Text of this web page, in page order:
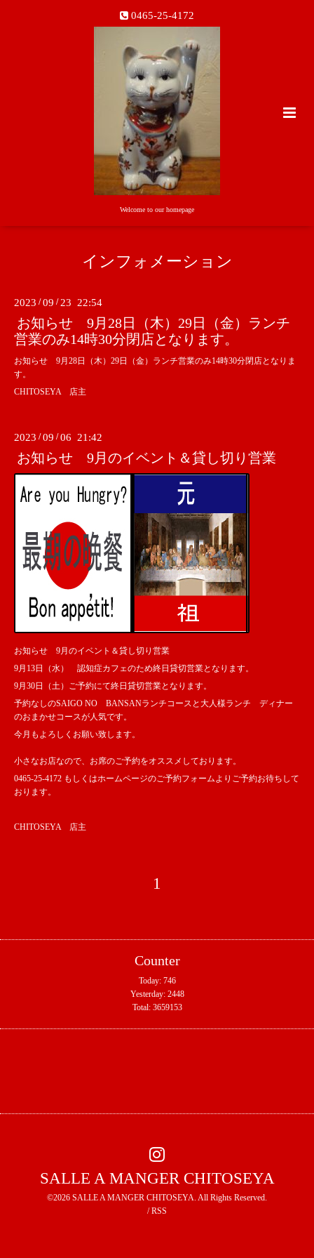
0465-25-4172
Welcome to our homepage
インフォメーション
2023 /09 / 23 22:54
お知らせ 9月28日（木）29日（金）ランチ
営業のみ14時30分閉店となります。
お知らせ 9月28日（木）29日（金）ランチ営業のみ14時30分閉店となりま
す。
CHITOSEYA 店主
2023 /09 /06 21:42
お知らせ 9月のイベント＆貸し切り営業
お知らせ 9月のイベント＆貸し切り営業
9月13日（水） 認知症カフェのため終日貸切営業となります。
9月30日（土）ご予約にて終日貸切営業となります。
予約なしのSAIGO NO BANSANランチコースと大人様ランチ ディナー
のおまかせコースが人気です。
今月もよろしくお願い致します。
小さなお店なので、お席のご予約をオススメしております。
0465-25-4172 もしくはホームページのご予約フォームよりご予約お待ちして
おります。
CHITOSEYA 店主
1
Counter
Today: 746
Yesterday: 2448
Total: 3659153
SALLE A MANGER CHITOSEYA
©2026 SALLE A MANGER CHITOSEYA. All Rights Reserved.
/RSS